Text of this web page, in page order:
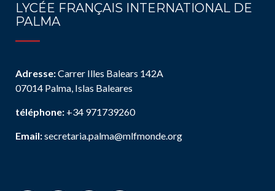
LYCÉE FRANÇAIS INTERNATIONAL DE
PALMA
Adresse:Carrer Illes Balears 142A
07014 Palma, Islas Baleares
téléphone: +34 971739260
Email:secretaria.palma@mlfmonde.org